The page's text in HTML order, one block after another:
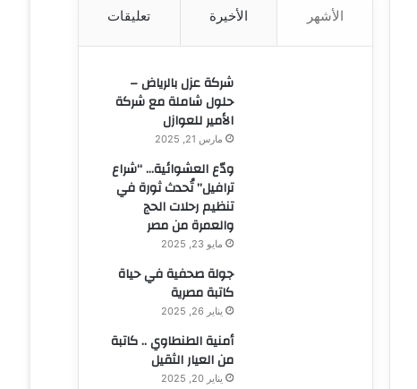
الأشهر الأخيرة تعليقات
شركة عزل بالرياض –
حلول شاملة مع شركة
الأمير للعوازل
مارس 21, 2025
ودّع العشوائية… “شراع
ترافيل” تُحدث ثورة في
تنظيم رحلات الحج
والعمرة من مصر
مايو 23, 2025
جولة صحفية في حياة
كاتبة مصرية
يناير 26, 2025
أمنية الطنطاوي .. كاتبة
من العيار الثقيل
يناير 20, 2025